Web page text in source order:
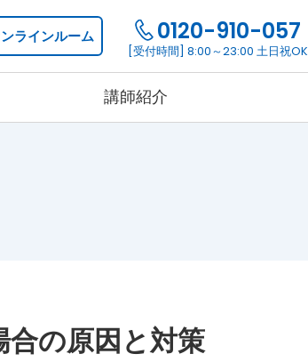
ラインルーム 0120-910-057
[受付時間] 8:00～23:00 土日祝OK
講師紹介
の原因と対策